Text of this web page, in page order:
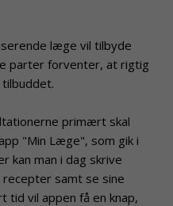
læge vil tilbyde
parter forventer, at rigtig
primært skal
"Min Læge", som gik i
kan man i dag skrive
samt se sine
vil appen få en knap,